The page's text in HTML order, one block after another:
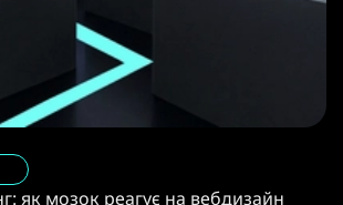
як мозок реагує на вебдизайн